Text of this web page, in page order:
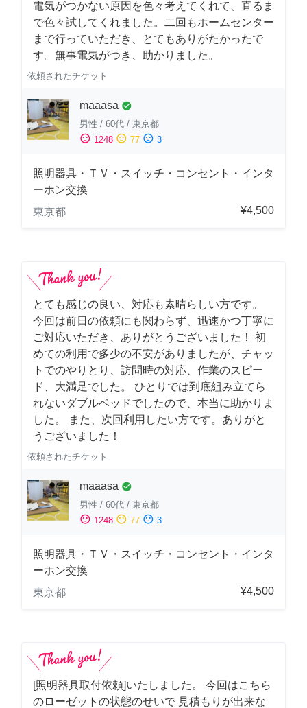
電気がつかない原因を色々考えてくれて、直るま
で色々試してくれました。二回もホームセンター
まで行っていただき、とてもありがたかったで
す。無事電気がつき、助かりました。
依頼されたチケット
maaasa check_circle
男性 / 60代 / 東京都
sentiment_satisfied 1248 sentiment_neutral 77 sentiment_dissatisfied 3
照明器具・ＴＶ・スイッチ・コンセント・インタ
ーホン交換
東京都
¥4,500
とても感じの良い、対応も素晴らしい方です。
今回は前日の依頼にも関わらず、迅速かつ丁寧に
ご対応いただき、ありがとうございました！ 初
めての利用で多少の不安がありましたが、チャッ
トでのやりとり、訪問時の対応、作業のスピー
ド、大満足でした。 ひとりでは到底組み立てら
れないダブルベッドでしたので、本当に助かりま
した。 また、次回利用したい方です。ありがと
うございました！
依頼されたチケット
maaasa check_circle
男性 / 60代 / 東京都
sentiment_satisfied 1248 sentiment_neutral 77 sentiment_dissatisfied 3
照明器具・ＴＶ・スイッチ・コンセント・インタ
ーホン交換
東京都
¥4,500
[照明器具取付依頼]いたしました。 今回はこちら
のローゼットの状態のせいで 見積もりが出来な